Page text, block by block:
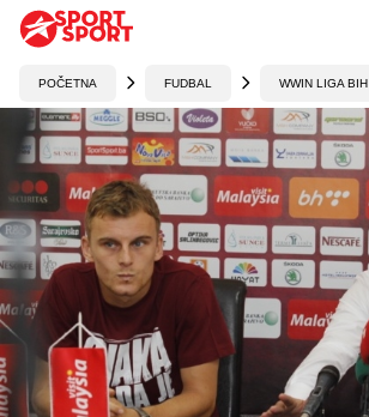
POČETNA FUDBAL WWIN LIGA BIH